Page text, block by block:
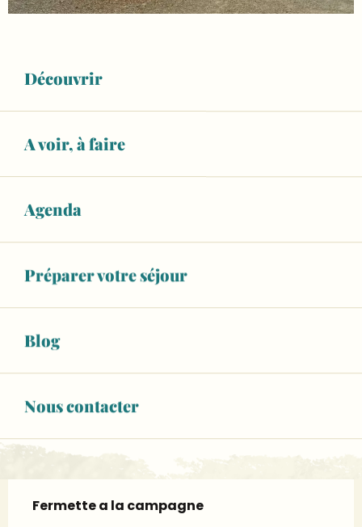
Découvrir
A voir, à faire
Agenda
Préparer votre séjour
Blog
Nous contacter
Ouverture et coordonnées
www.gites-de-france-sarthe.com
Description
Fermette a la campagne